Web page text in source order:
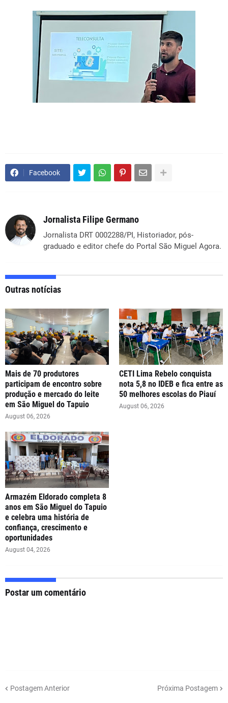
Facebook
Jornalista Filipe Germano
Jornalista DRT 0002288/PI, Historiador, pós-
graduado e editor chefe do Portal São Miguel Agora.
Outras notícias
Mais de 70 produtores
participam de encontro sobre
produção e mercado do leite
em São Miguel do Tapuio
August 06, 2026
CETI Lima Rebelo conquista
nota 5,8 no IDEB e fica entre as
50 melhores escolas do Piauí
August 06, 2026
Armazém Eldorado completa 8
anos em São Miguel do Tapuio
e celebra uma história de
confiança, crescimento e
oportunidades
August 04, 2026
Postar um comentário
Postagem Anterior Próxima Postagem